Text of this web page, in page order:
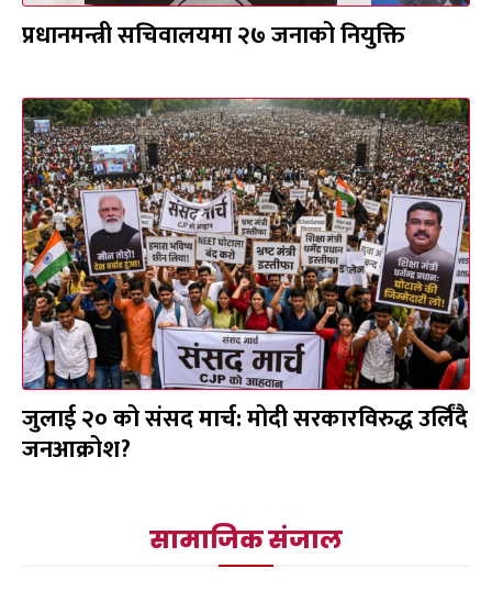
प्रधानमन्त्री सचिवालयमा २७ जनाको नियुक्ति
जुलाई २० को संसद मार्च: मोदी सरकारविरुद्ध उर्लिंदै
जनआक्रोश?
सामाजिक संजाल